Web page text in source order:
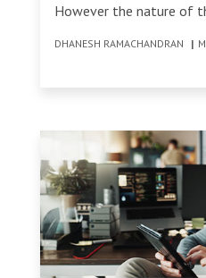
However the nature of
this vertical think about
DHANESH RAMACHANDRAN |